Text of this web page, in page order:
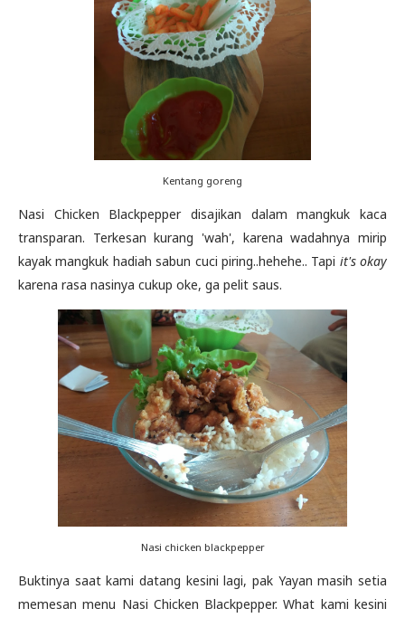
Kentang goreng
Nasi Chicken Blackpepper disajikan dalam mangkuk kaca
transparan. Terkesan kurang 'wah', karena wadahnya mirip
kayak mangkuk hadiah sabun cuci piring..hehehe.. Tapi it's okay
karena rasa nasinya cukup oke, ga pelit saus.
Nasi chicken blackpepper
Buktinya saat kami datang kesini lagi, pak Yayan masih setia
memesan menu Nasi Chicken Blackpepper. What kami kesini